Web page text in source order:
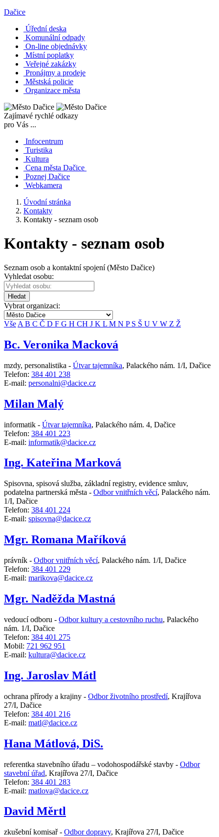
Dačice
Úřední deska
Komunální odpady
On-line objednávky
Místní poplatky
Veřejné zakázky
Pronájmy a prodeje
Městská policie
Organizace města
Zajímavé rychlé odkazy
pro Vás ...
Infocentrum
Turistika
Kultura
Cena města Dačice
Poznej Dačice
Webkamera
Úvodní stránka
Kontakty
Kontakty - seznam osob
Kontakty - seznam osob
Seznam osob a kontaktní spojení (Město Dačice)
Vyhledat osobu:
Hledat
Vybrat organizaci:
Vše A B C Č D F G H CH J K L M N P S Š U V W Z Ž
Bc. Veronika Macková
mzdy, personalistika - Útvar tajemníka, Palackého nám. 1/I, Dačice
Telefon: 384 401 238
E-mail: personalni@dacice.cz
Milan Malý
informatik - Útvar tajemníka, Palackého nám. 4, Dačice
Telefon: 384 401 223
E-mail: informatik@dacice.cz
Ing. Kateřina Marková
Spisovna, spisová služba, základní registry, evidence smluv,
podatelna partnerská města - Odbor vnitřních věcí, Palackého nám.
1/I, Dačice
Telefon: 384 401 224
E-mail: spisovna@dacice.cz
Mgr. Romana Maříková
právník - Odbor vnitřních věcí, Palackého nám. 1/I, Dačice
Telefon: 384 401 229
E-mail: marikova@dacice.cz
Mgr. Naděžda Mastná
vedoucí odboru - Odbor kultury a cestovního ruchu, Palackého
nám. 1/I, Dačice
Telefon: 384 401 275
Mobil: 721 962 951
E-mail: kultura@dacice.cz
Ing. Jaroslav Mátl
ochrana přírody a krajiny - Odbor životního prostředí, Krajířova
27/I, Dačice
Telefon: 384 401 216
E-mail: matl@dacice.cz
Hana Mátlová, DiS.
referentka stavebního úřadu – vodohospodářské stavby - Odbor
stavební úřad, Krajířova 27/I, Dačice
Telefon: 384 401 283
E-mail: matlova@dacice.cz
David Měrtl
zkušební komisař - Odbor dopravy, Krajířova 27/I, Dačice